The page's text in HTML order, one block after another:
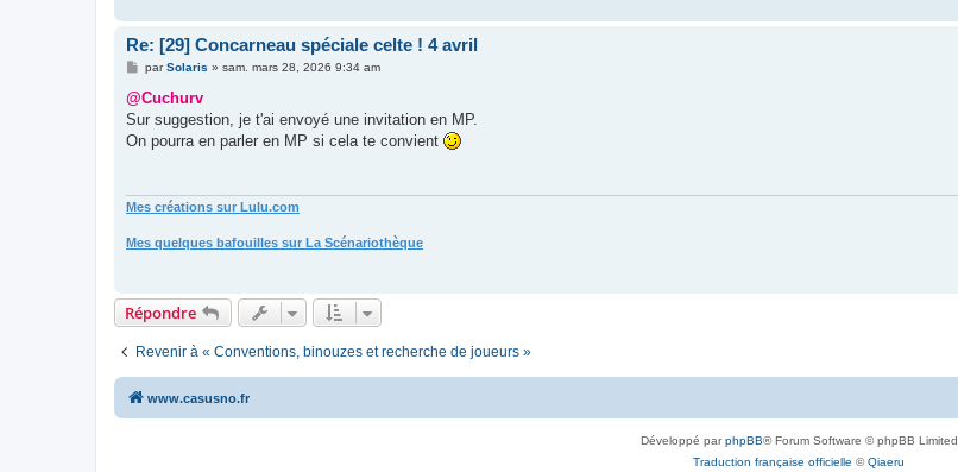
Re: [29] Concarneau spéciale celte ! 4 avril
M
s
a
g
parSolaris » sam. mars 28, 2026 9:34 am
@Cuchurv
Sur suggestion, je t'ai envoyé une invitation en MP.
On pourra en parler en MP si cela te convient
Mes créations sur Lulu.com
Mes quelques bafouilles sur La Scénariothèque
Répondre
Revenir à « Conventions, binouzes et recherche de joueurs »
www.casusno.fr
Développé parphpBB® Forum Software © phpBB Limited
Traduction française officielle ©Qiaeru